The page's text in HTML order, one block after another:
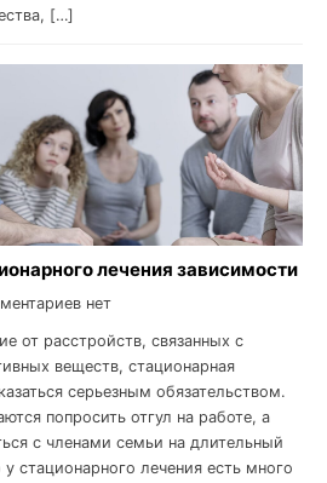
[…]
лечения зависимости
нет
от расстройств, связанных с
веществ, стационарная
серьезным обязательством.
попросить отгул на работе, а
с членами семьи на длительный
стационарного лечения есть много